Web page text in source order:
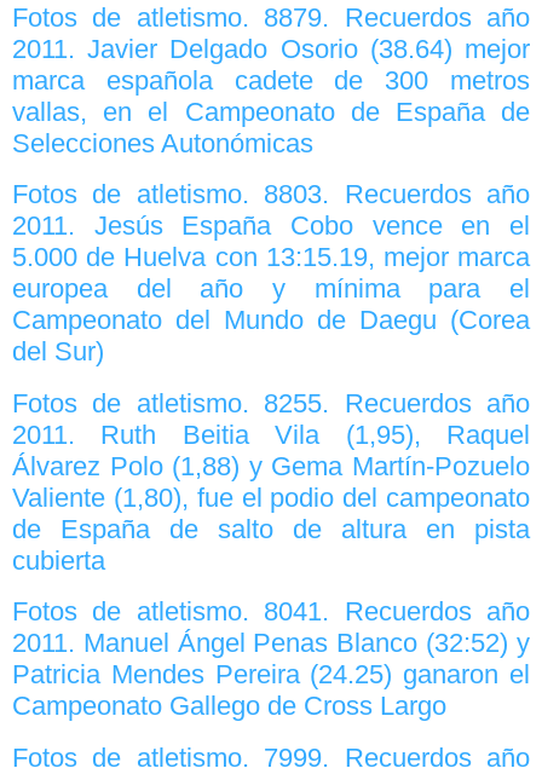
Fotos de atletismo. 8879. Recuerdos año
2011. Javier Delgado Osorio (38.64) mejor
marca española cadete de 300 metros
vallas, en el Campeonato de España de
Selecciones Autonómicas
Fotos de atletismo. 8803. Recuerdos año
2011. Jesús España Cobo vence en el
5.000 de Huelva con 13:15.19, mejor marca
europea del año y mínima para el
Campeonato del Mundo de Daegu (Corea
del Sur)
Fotos de atletismo. 8255. Recuerdos año
2011. Ruth Beitia Vila (1,95), Raquel
Álvarez Polo (1,88) y Gema Martín-Pozuelo
Valiente (1,80), fue el podio del campeonato
de España de salto de altura en pista
cubierta
Fotos de atletismo. 8041. Recuerdos año
2011. Manuel Ángel Penas Blanco (32:52) y
Patricia Mendes Pereira (24.25) ganaron el
Campeonato Gallego de Cross Largo
Fotos de atletismo. 7999. Recuerdos año